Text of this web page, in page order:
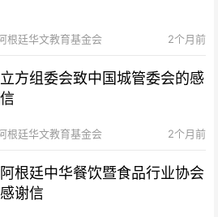
根廷华文教育基金会 2个月前
方组委会致中国城管委会的感
根廷华文教育基金会 2个月前
根廷中华餐饮暨食品行业协会
谢信